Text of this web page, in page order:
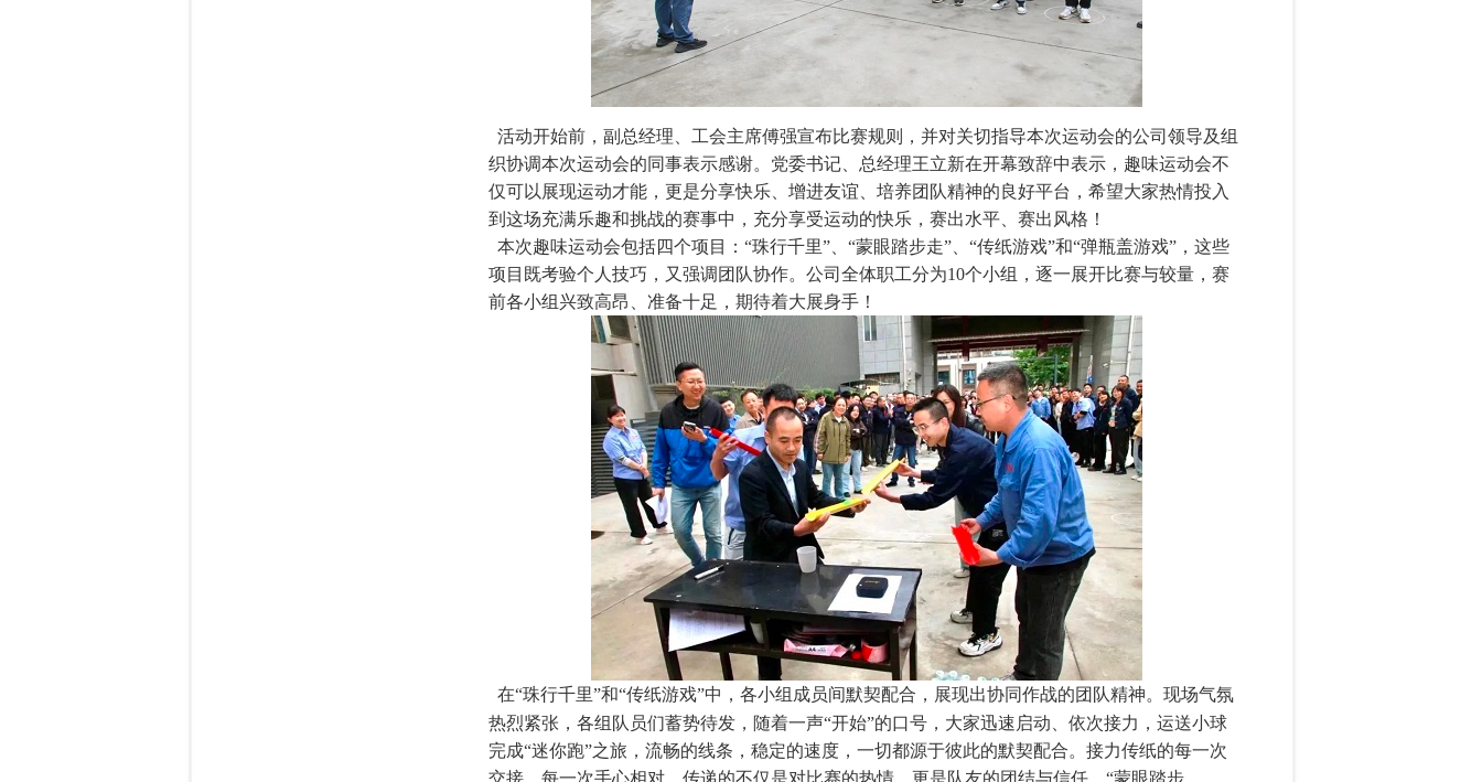
活动开始前，副总经理、工会主席傅强宣布比赛规则，并对关切指导本次运动会的公司领导及组
织协调本次运动会的同事表示感谢。党委书记、总经理王立新在开幕致辞中表示，趣味运动会不
仅可以展现运动才能，更是分享快乐、增进友谊、培养团队精神的良好平台，希望大家热情投入
到这场充满乐趣和挑战的赛事中，充分享受运动的快乐，赛出水平、赛出风格！
本次趣味运动会包括四个项目：“珠行千里”、“蒙眼踏步走”、“传纸游戏”和“弹瓶盖游戏”，这些
项目既考验个人技巧，又强调团队协作。公司全体职工分为10个小组，逐一展开比赛与较量，赛
前各小组兴致高昂、准备十足，期待着大展身手！
在“珠行千里”和“传纸游戏”中，各小组成员间默契配合，展现出协同作战的团队精神。现场气氛
热烈紧张，各组队员们蓄势待发，随着一声“开始”的口号，大家迅速启动、依次接力，运送小球
完成“迷你跑”之旅，流畅的线条，稳定的速度，一切都源于彼此的默契配合。接力传纸的每一次
交接，每一次手心相对，传递的不仅是对比赛的热情，更是队友的团结与信任。“蒙眼踏步